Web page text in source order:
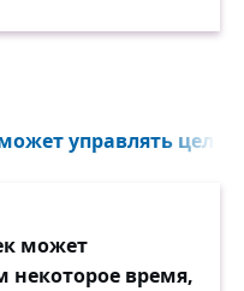
управлять
может
время,